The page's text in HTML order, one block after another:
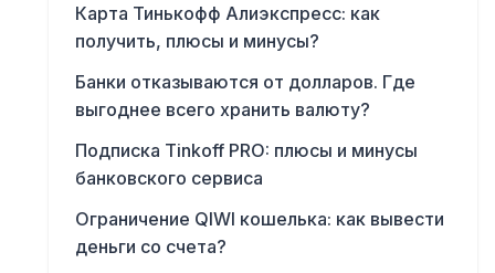
Карта Тинькофф Алиэкспресс: как
получить, плюсы и минусы?
Банки отказываются от долларов. Где
выгоднее всего хранить валюту?
Подписка Tinkoff PRO: плюсы и минусы
банковского сервиса
Ограничение QIWI кошелька: как вывести
деньги со счета?